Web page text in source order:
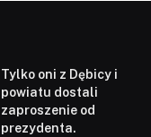
Tylko oni z Dębicy i
powiatu dostali
zaproszenie od
prezydenta.